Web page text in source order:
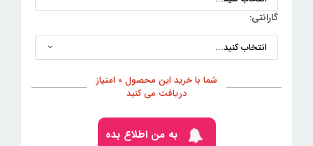
گارانتی:
شما با خرید این محصول 0 امتیاز
دریافت می کنید
به من اطلاع بده